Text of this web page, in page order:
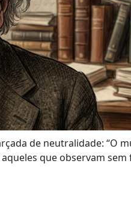
de neutralidade: “O
que observam sem